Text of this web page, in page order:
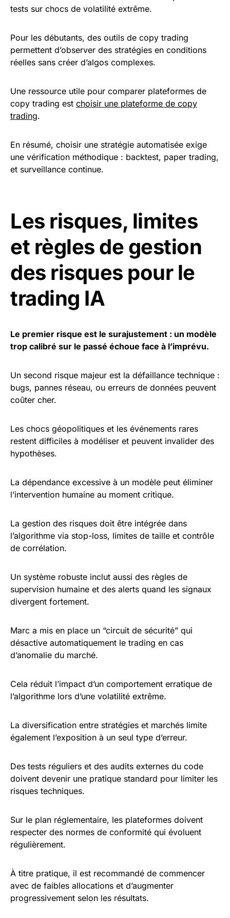
tests sur chocs de volatilité extrême.
Pour les débutants, des outils de copy trading
permettent d’observer des stratégies en conditions
réelles sans créer d’algos complexes.
Une ressource utile pour comparer plateformes de
copy trading est choisir une plateforme de copy
trading.
En résumé, choisir une stratégie automatisée exige
une vérification méthodique : backtest, paper trading,
et surveillance continue.
Les risques, limites
et règles de gestion
des risques pour le
trading IA
Le premier risque est le surajustement : un modèle
trop calibré sur le passé échoue face à l’imprévu.
Un second risque majeur est la défaillance technique :
bugs, pannes réseau, ou erreurs de données peuvent
coûter cher.
Les chocs géopolitiques et les événements rares
restent difficiles à modéliser et peuvent invalider des
hypothèses.
La dépendance excessive à un modèle peut éliminer
l’intervention humaine au moment critique.
La gestion des risques doit être intégrée dans
l’algorithme via stop-loss, limites de taille et contrôle
de corrélation.
Un système robuste inclut aussi des règles de
supervision humaine et des alerts quand les signaux
divergent fortement.
Marc a mis en place un “circuit de sécurité” qui
désactive automatiquement le trading en cas
d’anomalie du marché.
Cela réduit l’impact d’un comportement erratique de
l’algorithme lors d’une volatilité extrême.
La diversification entre stratégies et marchés limite
également l’exposition à un seul type d’erreur.
Des tests réguliers et des audits externes du code
doivent devenir une pratique standard pour limiter les
risques techniques.
Sur le plan réglementaire, les plateformes doivent
respecter des normes de conformité qui évoluent
régulièrement.
À titre pratique, il est recommandé de commencer
avec de faibles allocations et d’augmenter
progressivement selon les résultats.